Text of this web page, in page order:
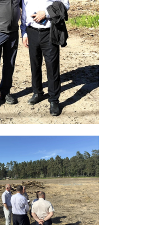
Киришского,
Тихвинского районов.
будут расширять
как они быстрые в
удобные для жителей.
— кадры и
В 2025 году по
врач/
область пришли 413
в том числе 267
профессионалов
Теперь важно
на местах за счет
и условий работы.
поручено
быструю